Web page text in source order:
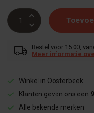
Bestel voor 15:00,
Meer informatie
Winkel in Oosterbeek
Klanten geven ons een
Alle bekende merken